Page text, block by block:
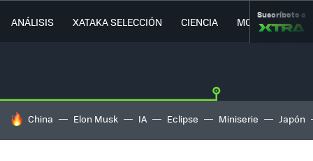
ANÁLISIS XATAKA SELECCIÓN CIENCIA MOVILIDAD
Suscríbete a
HOY SE HABLA DE
China Elon Musk IA Eclipse Miniserie Japón